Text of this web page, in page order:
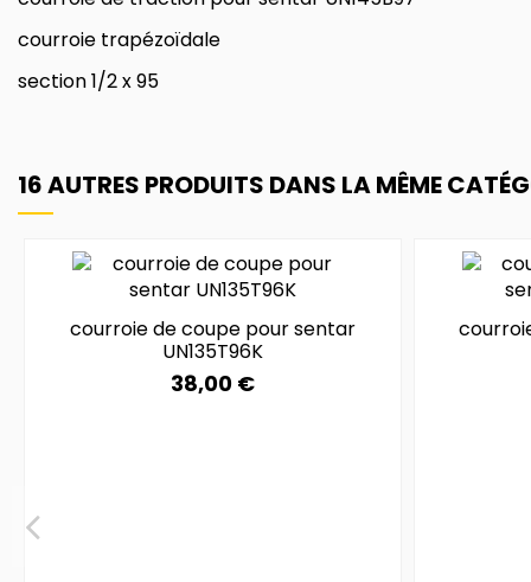
courroie trapézoïdale
section 1/2 x 95
16 AUTRES PRODUITS DANS LA MÊME
courroie de coupe pour sentar
UN135T96K
38,00 €